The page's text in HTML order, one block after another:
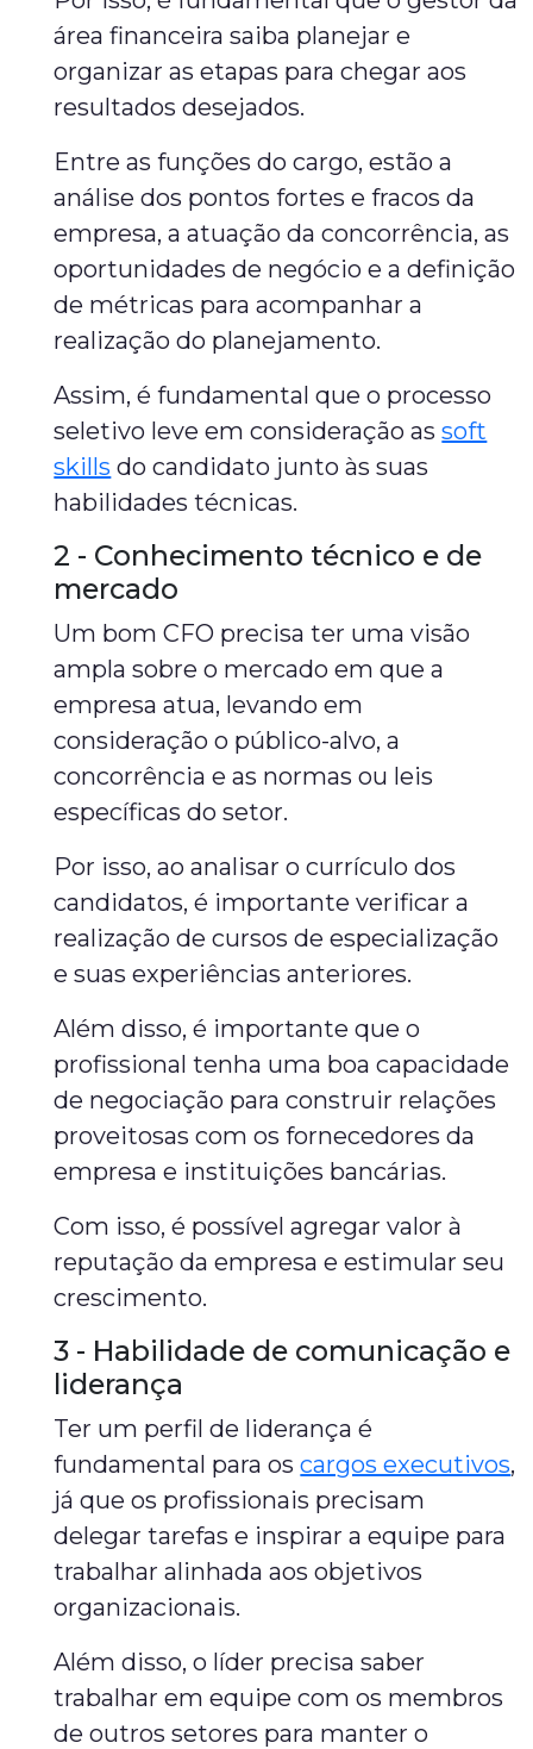
área financeira saiba planejar e
organizar as etapas para chegar aos
resultados desejados.
Entre as funções do cargo, estão a
análise dos pontos fortes e fracos da
empresa, a atuação da concorrência, as
oportunidades de negócio e a definição
de métricas para acompanhar a
realização do planejamento.
Assim, é fundamental que o processo
seletivo leve em consideração assoft
skills do candidato junto às suas
habilidades técnicas.
2 - Conhecimento técnico e de
mercado
Um bom CFO precisa ter uma visão
ampla sobre o mercado em que a
empresa atua, levando em
consideração o público-alvo, a
concorrência e as normas ou leis
específicas do setor.
Por isso, ao analisar o currículo dos
candidatos, é importante verificar a
realização de cursos de especialização
e suas experiências anteriores.
Além disso, é importante que o
profissional tenha uma boa capacidade
de negociação para construir relações
proveitosas com os fornecedores da
empresa e instituições bancárias.
Com isso, é possível agregar valor à
reputação da empresa e estimular seu
crescimento.
3 - Habilidade de comunicação e
liderança
Ter um perfil de liderança é
fundamental para oscargos executivos,
já que os profissionais precisam
delegar tarefas e inspirar a equipe para
trabalhar alinhada aos objetivos
organizacionais.
Além disso, o líder precisa saber
trabalhar em equipe com os membros
de outros setores para manter o